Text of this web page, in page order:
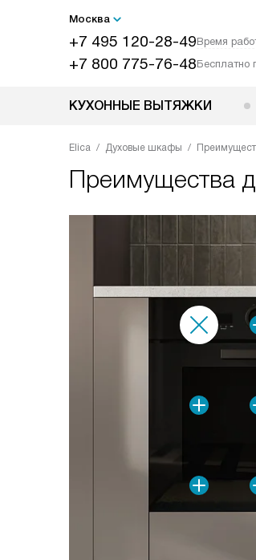
Москва
+7 495 120-28-49Время
+7 800 775-76-48Бесплатно
КУХОННЫЕ ВЫТЯЖКИ
Elica Духовые шкафы
Преимущества